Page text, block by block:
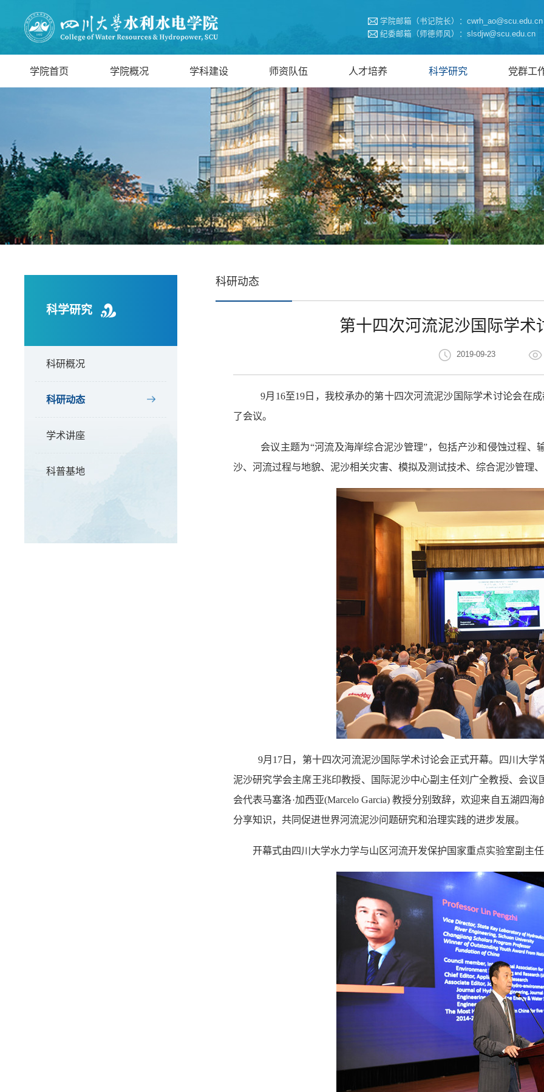
学院邮箱（书记院长）：cwrh_ao@scu.edu.cn
纪委邮箱（师德师风）：slsdjw@scu.edu.cn
学院首页 学院概况 学科建设 师资队伍 人才培养 科学研究 党群工
科学研究
科研概况
科研动态
学术讲座
科普基地
科研动态
第十四次河流泥沙国际学术
2019-09-23
9月16至19日，我校承办的第十四次河流泥沙国际学术讨论会在
了会议。
会议主题为“河流及海岸综合泥沙管理”，包括产沙和侵蚀过程
沙、河流过程与地貌、泥沙相关灾害、模拟及测试技术、综合泥沙管理
9月17日，第十四次河流泥沙国际学术讨论会正式开幕。四川大
泥沙研究学会主席王兆印教授、国际泥沙中心副主任刘广全教授、会议
会代表马塞洛·加西亚(Marcelo Garcia) 教授分别致辞，欢迎来自五湖四
分享知识，共同促进世界河流泥沙问题研究和治理实践的进步发展。
开幕式由四川大学水力学与山区河流开发保护国家重点实验室副主